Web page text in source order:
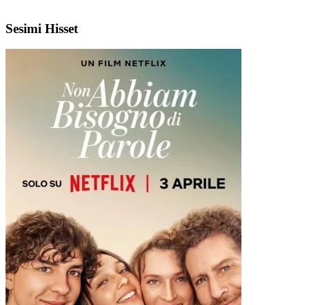
Sesimi Hisset